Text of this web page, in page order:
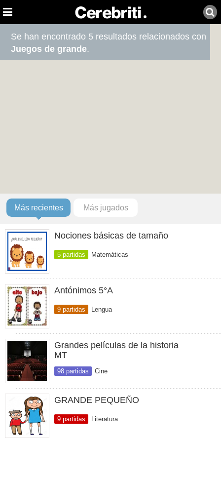
Se han encontrado 5 resultados relacionados con
Juegos de grande.
Más recientes Más jugados
Nociones básicas de tamaño
5 partidas Matemáticas
Antónimos 5°A
9 partidas Lengua
Grandes películas de la historia
MT
98 partidas Cine
GRANDE PEQUEÑO
9 partidas Literatura